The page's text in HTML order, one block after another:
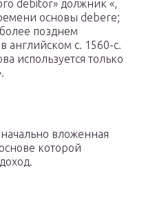
debitor» должник «,
основы debere;
позднем
английском c. 1560-с.
используется только
вложенная
которой